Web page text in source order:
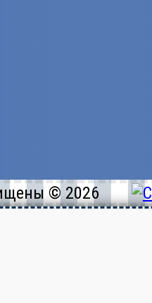
© 2026